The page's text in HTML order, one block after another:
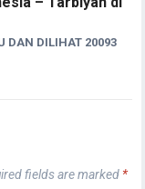
DAN DILIHAT 20093
fields are marked *